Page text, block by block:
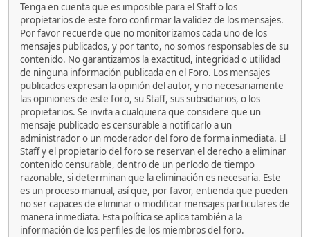
Tenga en cuenta que es imposible para el Staff o los
propietarios de este foro confirmar la validez de los mensajes.
Por favor recuerde que no monitorizamos cada uno de los
mensajes publicados, y por tanto, no somos responsables de su
contenido. No garantizamos la exactitud, integridad o utilidad
de ninguna información publicada en el Foro. Los mensajes
publicados expresan la opinión del autor, y no necesariamente
las opiniones de este foro, su Staff, sus subsidiarios, o los
propietarios. Se invita a cualquiera que considere que un
mensaje publicado es censurable a notificarlo a un
administrador o un moderador del foro de forma inmediata. El
Staff y el propietario del foro se reservan el derecho a eliminar
contenido censurable, dentro de un período de tiempo
razonable, si determinan que la eliminación es necesaria. Este
es un proceso manual, así que, por favor, entienda que pueden
no ser capaces de eliminar o modificar mensajes particulares de
manera inmediata. Esta política se aplica también a la
información de los perfiles de los miembros del foro.